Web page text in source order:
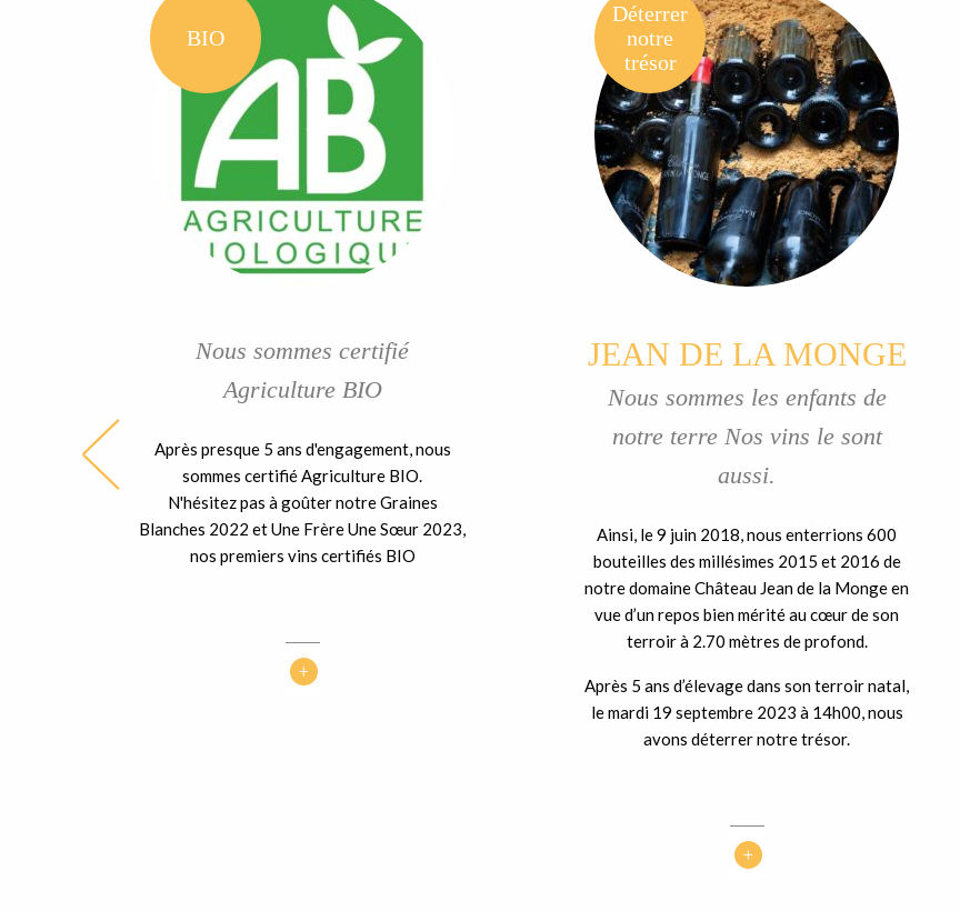
BIO
Nous sommes certifié
Agriculture BIO
Après presque 5 ans d'engagement, nous
sommes certifié Agriculture BIO.
N'hésitez pas à goûter notre Graines
Blanches 2022 et Une Frère Une Sœur 2023,
nos premiers vins certifiés BIO
Déterrer
notre
trésor
JEAN DE LA MONGE
Nous sommes les enfants de
notre terre Nos vins le sont
aussi.
Ainsi, le 9 juin 2018, nous enterrions 600
bouteilles des millésimes 2015 et 2016 de
notre domaine Château Jean de la Monge en
vue d’un repos bien mérité au cœur de son
terroir à 2.70 mètres de profond.
Après 5 ans d’élevage dans son terroir natal,
le mardi 19 septembre 2023 à 14h00, nous
avons déterrer notre trésor.